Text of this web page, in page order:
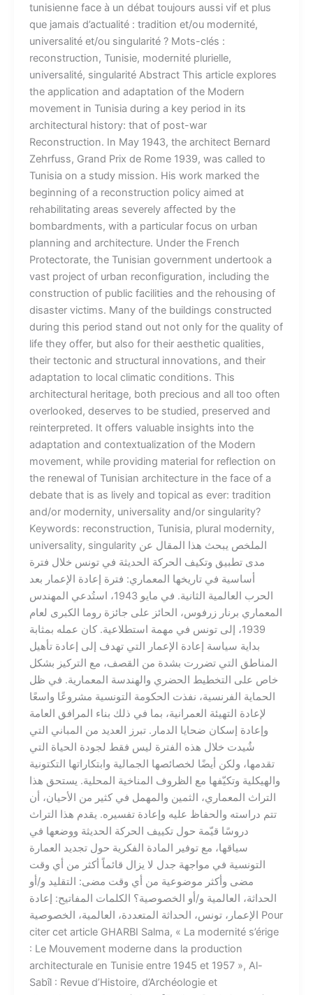
tunisienne face à un débat toujours aussi vif et plus
que jamais d’actualité : tradition et/ou modernité,
universalité et/ou singularité ? Mots-clés :​
reconstruction, Tunisie, modernité plurielle,
universalité, singularité Abstract This article explores
the application and adaptation of the Modern
movement in Tunisia during a key period in its
architectural history: that of post-war
Reconstruction. In May 1943, the architect Bernard
Zehrfuss, Grand Prix de Rome 1939, was called to
Tunisia on a study mission. His work marked the
beginning of a reconstruction policy aimed at
rehabilitating areas severely affected by the
bombardments, with a particular focus on urban
planning and architecture. Under the French
Protectorate, the Tunisian government undertook a
vast project of urban reconfiguration, including the
construction of public facilities and the rehousing of
disaster victims. Many of the buildings constructed
during this period stand out not only for the quality of
life they offer, but also for their aesthetic qualities,
their tectonic and structural innovations, and their
adaptation to local climatic conditions. This
architectural heritage, both precious and all too often
overlooked, deserves to be studied, preserved and
reinterpreted. It offers valuable insights into the
adaptation and contextualization of the Modern
movement, while providing material for reflection on
the renewal of Tunisian architecture in the face of a
debate that is as lively and topical as ever: tradition
and/or modernity, universality and/or singularity?
Keywords: reconstruction, Tunisia, plural modernity,
universality, singularity الملخص يبحث هذا المقال عن
مدى تطبيق وتكيف الحركة الحديثة في تونس خلال فترة
أساسية في تاريخها المعماري: فترة إعادة الإعمار بعد
الحرب العالمية الثانية. في مايو 1943، استُدعي المهندس
المعماري برنار زرفوس، الحائز على جائزة روما الكبرى لعام
1939، إلى تونس في مهمة استطلاعية. كان عمله بمثابة
بداية سياسة إعادة الإعمار التي تهدف إلى إعادة تأهيل
المناطق التي تضررت بشدة من القصف، مع التركيز بشكل
خاص على التخطيط الحضري والهندسة المعمارية. في ظل
الحماية الفرنسية، نفذت الحكومة التونسية مشروعًا واسعًا
لإعادة التهيئة العمرانية، بما في ذلك بناء المرافق العامة
وإعادة إسكان ضحايا الدمار. تبرز العديد من المباني التي
شُيدت خلال هذه الفترة ليس فقط لجودة الحياة التي
تقدمها، ولكن أيضًا لخصائصها الجمالية وابتكاراتها التكتونية
والهيكلية وتكيّفها مع الظروف المناخية المحلية. يستحق هذا
التراث المعماري، الثمين والمهمل في كثير من الأحيان، أن
تتم دراسته والحفاظ عليه وإعادة تفسيره. يقدم هذا التراث
دروسًا قيّمة حول تكييف الحركة الحديثة ووضعها في
سياقها، مع توفير المادة الفكرية حول تجديد العمارة
التونسية في مواجهة جدل لا يزال قائماً أكثر من أي وقت
مضى وأكثر موضوعية من أي وقت مضى: التقليد و/أو
الحداثة، العالمية و/أو الخصوصية؟ الكلمات المفاتيح: إعادة
الإعمار، تونس، الحداثة المتعددة، العالمية، الخصوصية Pour
citer cet article GHARBI Salma, « La modernité s’érige
: Le Mouvement moderne dans la production
architecturale en Tunisie entre 1945 et 1957 », Al-
Sabîl : Revue d’Histoire, d’Archéologie et